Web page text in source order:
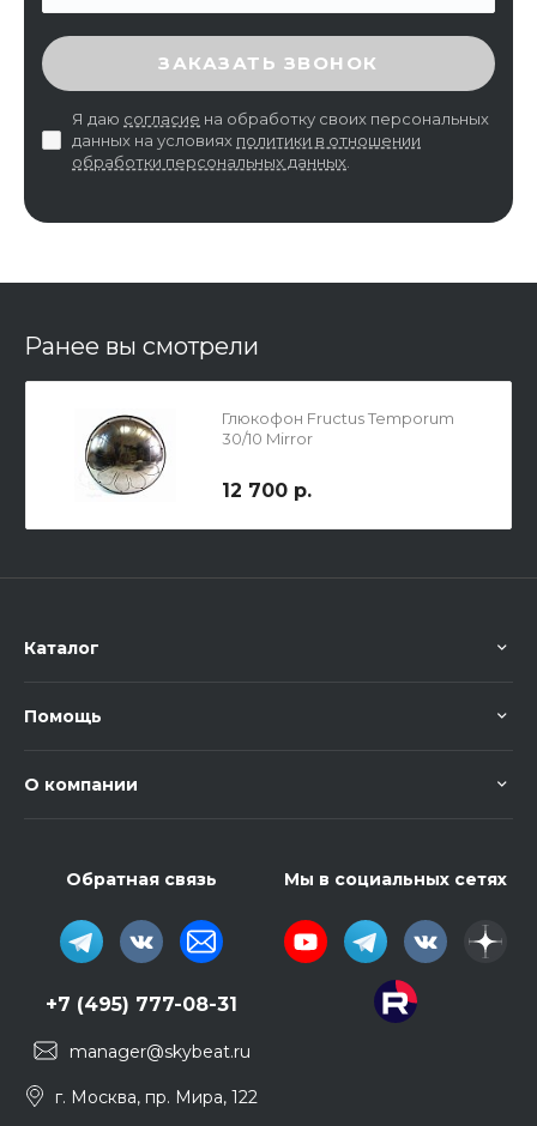
ВВЕДИТЕ ПРОВЕРОЧНЫЙ КОД
ЗАКАЗАТЬ ЗВОНОК
Я даю согласие на обработку своих персональных
данных на условиях политики в отношении
обработки персональных данных.
Ранее вы смотрели
Глюкофон Fructus Temporum
30/10 Mirror
12 700 р.
Каталог
Помощь
О компании
Обратная связь
+7 (495) 777-08-31
manager@skybeat.ru
г. Москва, пр. Мира, 122
Мы в социальных сетях